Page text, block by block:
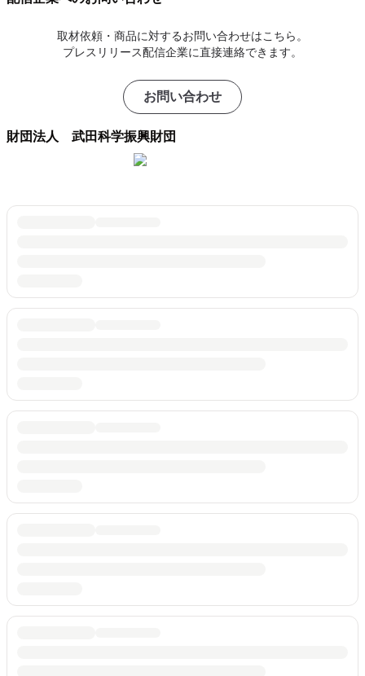
取材依頼・商品に対するお問い合わせはこちら。
プレスリリース配信企業に直接連絡できます。
お問い合わせ
財団法人 武田科学振興財団